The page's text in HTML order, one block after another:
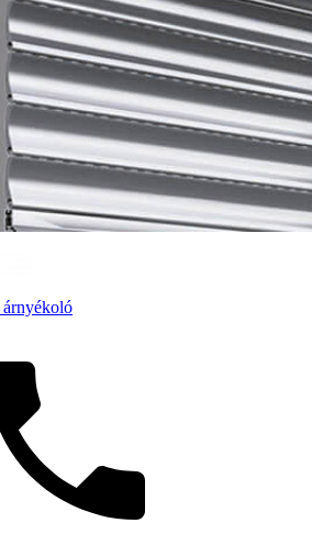
árnyékoló